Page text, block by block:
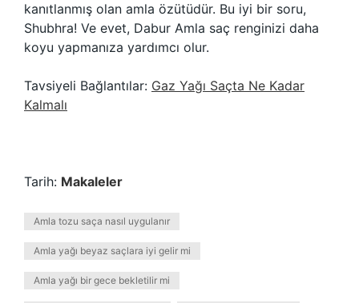
kanıtlanmış olan amla özütüdür. Bu iyi bir soru,
Shubhra! Ve evet, Dabur Amla saç renginizi daha
koyu yapmanıza yardımcı olur.
Tavsiyeli Bağlantılar: Gaz Yağı Saçta Ne Kadar
Kalmalı
Tarih: Makaleler
Amla tozu saça nasıl uygulanır
Amla yağı beyaz saçlara iyi gelir mi
Amla yağı bir gece bekletilir mi